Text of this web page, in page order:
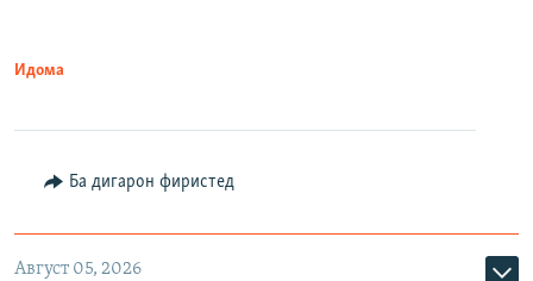
Идома
Ба дигарон фиристед
Август 05, 2026